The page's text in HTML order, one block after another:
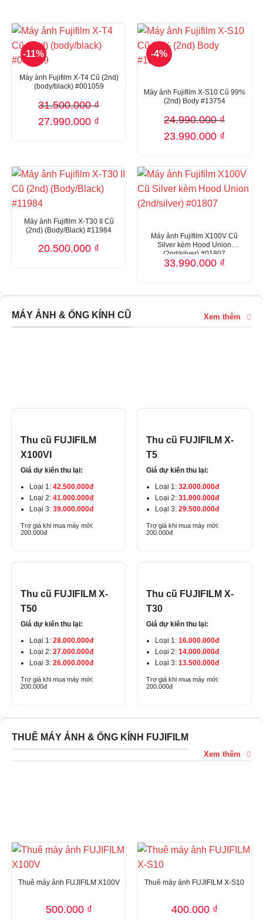
-11%
Máy ảnh Fujifilm X-T4 Cũ (2nd)
(body/black) #001059
31.500.000₫
Giá
27.990.000 ₫
27.990.000 ₫.
-4%
Máy ảnh Fujifilm X-S10 Cũ 99%
(2nd) Body #13754
24.990.000₫
Giá
24.990.000 ₫.
23.990.000 ₫
là:
Máy ảnh Fujifilm X-T30 II Cũ
(2nd) (Body/Black) #11984
20.500.000 ₫
Máy ảnh Fujifilm X100V Cũ
Silver kèm Hood Union
(2nd/silver) #01807
33.990.000 ₫
MÁY ẢNH & ỐNG KÍNH CŨ Xem thêm
Thu cũ FUJIFILM
X100VI
Giá dự kiến thu lại:
Loại 1:42.500.000đ
Loại 2:41.000.000đ
Loại 3:39.000.000đ
Trợ giá khi mua máy mới:
200.000đ
Thu cũ FUJIFILM X-
T5
Giá dự kiến thu lại:
Loại 1:32.000.000đ
Loại 2:31.000.000đ
Loại 3:29.500.000đ
Trợ giá khi mua máy mới:
200.000đ
Thu cũ FUJIFILM X-
T50
Giá dự kiến thu lại:
Loại 1:28.000.000đ
Loại 2:27.000.000đ
Loại 3:26.000.000đ
Trợ giá khi mua máy mới:
200.000đ
Thu cũ FUJIFILM X-
T30
Giá dự kiến thu lại:
Loại 1:16.000.000đ
Loại 2:14.000.000đ
Loại 3:13.500.000đ
Trợ giá khi mua máy mới:
200.000đ
THUÊ MÁY ẢNH & ỐNG KÍNH FUJIFILM
Xem thêm
Thuê máy ảnh FUJIFILM X100V
500.000 ₫
Thuê máy ảnh FUJIFILM X-S10
400.000 ₫